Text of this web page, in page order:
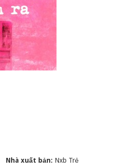
Nhà xuất bản: Nxb Trẻ